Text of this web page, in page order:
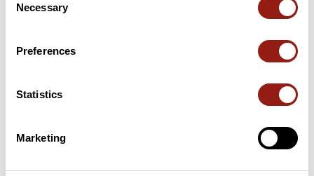
Selection
Necessary
Preferences
Statistics
Marketing
Résumé
Murat-le-Quaire. Il présente une ascension cumulée de plus de
1210m. Prévoyez environ 3 heures et 29 minutes pour réaliser
Dernière modification de la fiche parcours: 4 novembre 2010 à 19:07:02.
Identifiant du parcours: 756696